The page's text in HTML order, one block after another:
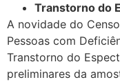
Transtorno do
A novidade do
Pessoas com
Transtorno do
preliminares da